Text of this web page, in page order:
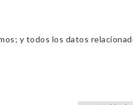
y todos los datos